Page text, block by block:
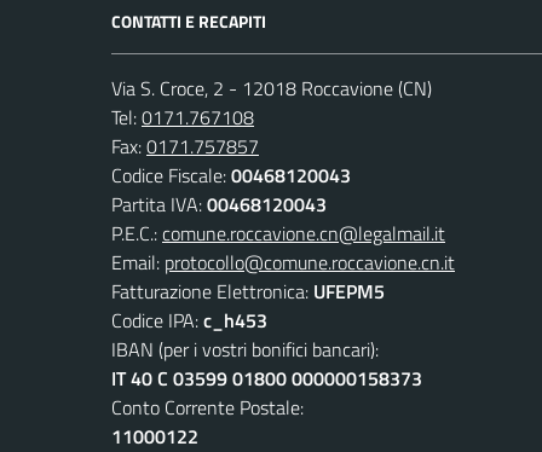
CONTATTI E RECAPITI
Via S. Croce, 2 - 12018 Roccavione (CN)
Tel:0171.767108
Fax:0171.757857
Codice Fiscale:00468120043
Partita IVA:00468120043
P.E.C.:comune.roccavione.cn@legalmail.it
Email: protocollo@comune.roccavione.cn.it
Fatturazione Elettronica: UFEPM5
Codice IPA:c_h453
IBAN (per i vostri bonifici bancari):
IT 40 C 03599 01800 000000158373
Conto Corrente Postale:
11000122